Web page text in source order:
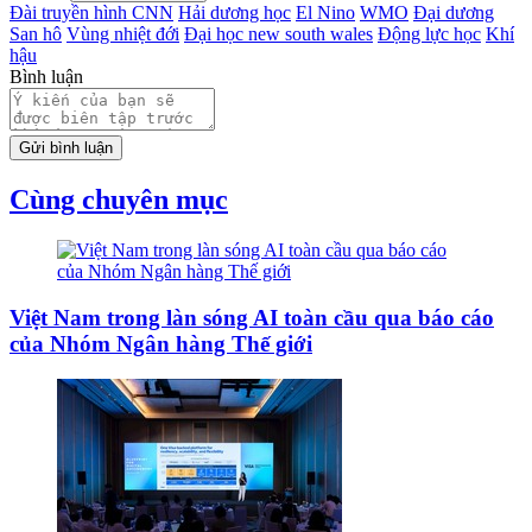
Đài truyền hình CNN Hải dương học El Nino WMO Đại dương
San hô Vùng nhiệt đới Đại học new south wales Động lực học Khí
hậu
Bình luận
Gửi bình luận
Cùng chuyên mục
Việt Nam trong làn sóng AI toàn cầu qua báo cáo
của Nhóm Ngân hàng Thế giới